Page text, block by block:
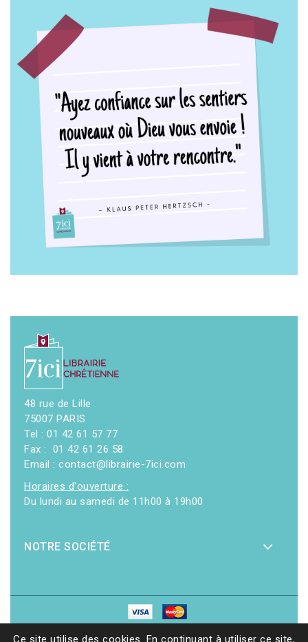
48 rue de Lille
75007 PARIS
Tel : 01 42 61 57 77
Fax : 01 42 61 26 58
Email : contact@librairie-7ici.com
Horaires d'ouverture :
Du lundi au samedi de 11h00 à 19h00
NOTRE SOCIÉTÉ
Ce site utilise des cookies. En continuant à utiliser ce site,
© 2026 - Librairie 7ici| Site web réalisé par Ethicweb